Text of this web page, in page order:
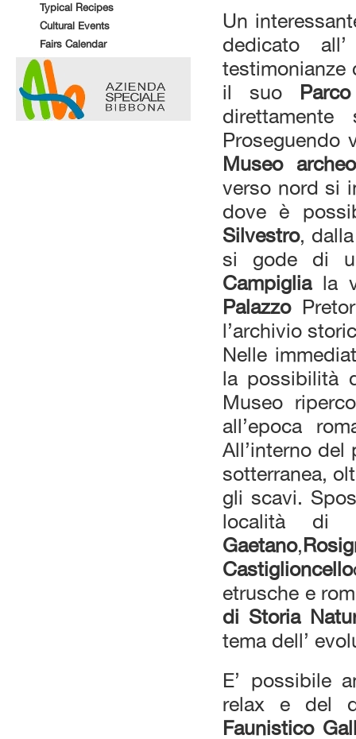
Typical Recipes
Cultural Events
Fairs Calendar
Un
dedicato
il suo
Proseguendo
Museo
verso nord si
dove è
Silvestro,
si gode di
Campigliala
Palazzo
l’archivio
Nelle
la possibilità
Museo
all’epoca
All’interno
sotterranea,
gli scavi.
località di
Gaetano,
Castiglioncello
etrusche e
di Storia
tema dell’
E’ possibile
relax e del
Faunistico